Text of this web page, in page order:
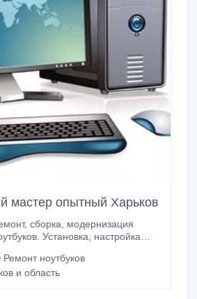
мастер опытный Харьков
Установка, настройка
данных. Излечение от
от "мусора". Настройка
Ремонт ноутбуков
и область